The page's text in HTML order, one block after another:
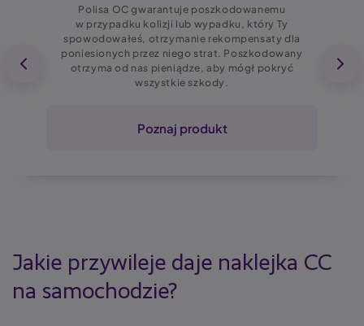
Polisa OC gwarantuje poszkodowanemu
w przypadku kolizji lub wypadku, który Ty
spowodowałeś, otrzymanie rekompensaty dla
poniesionych przez niego strat. Poszkodowany
otrzyma od nas pieniądze, aby mógł pokryć
wszystkie szkody.
Poznaj produkt
Jakie przywileje daje naklejka CC
na samochodzie?